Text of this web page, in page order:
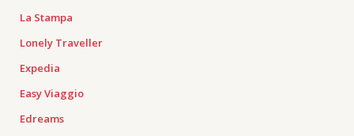
La Stampa
Lonely Traveller
Expedia
Easy Viaggio
Edreams